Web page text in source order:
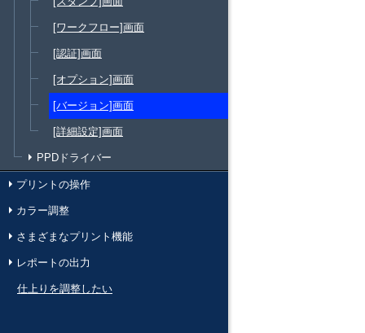
[ワークフロー]画面
[認証]画面
[オプション]画面
[バージョン]画面
[詳細設定]画面
PPDドライバー
プリントの操作
カラー調整
さまざまなプリント機能
レポートの出力
仕上りを調整したい